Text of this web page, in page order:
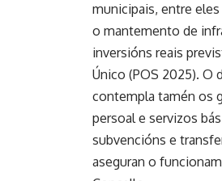
municipais, entre
o mantemento de
inversións reais
Único (POS 2025). O
contempla tamén os
persoal e servizos
subvencións e
aseguran o